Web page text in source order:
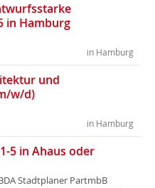
in Hamburg
in Hamburg
und
w/d)
in Hamburg
5 in Ahaus oder
Stadtplaner PartmbB